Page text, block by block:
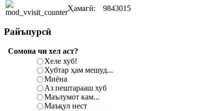
Ҳамагӣ: 9843015
Райъпурсӣ
Сомона чи хел аст?
Хеле хуб!
Хубтар ҳам мешуд...
Миёна
Аз пештарааш хуб
Маълумот кам...
Маъқул нест